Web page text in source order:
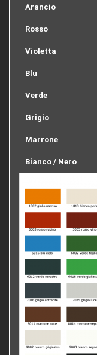
Arancio
Rosso
Violetta
Blu
Verde
Grigio
Marrone
Bianco / Nero